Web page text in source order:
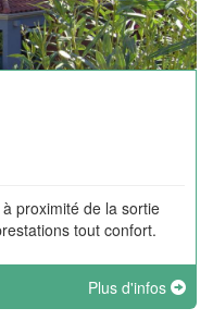
proximité de la sortie
tout confort.
Plus d'infos